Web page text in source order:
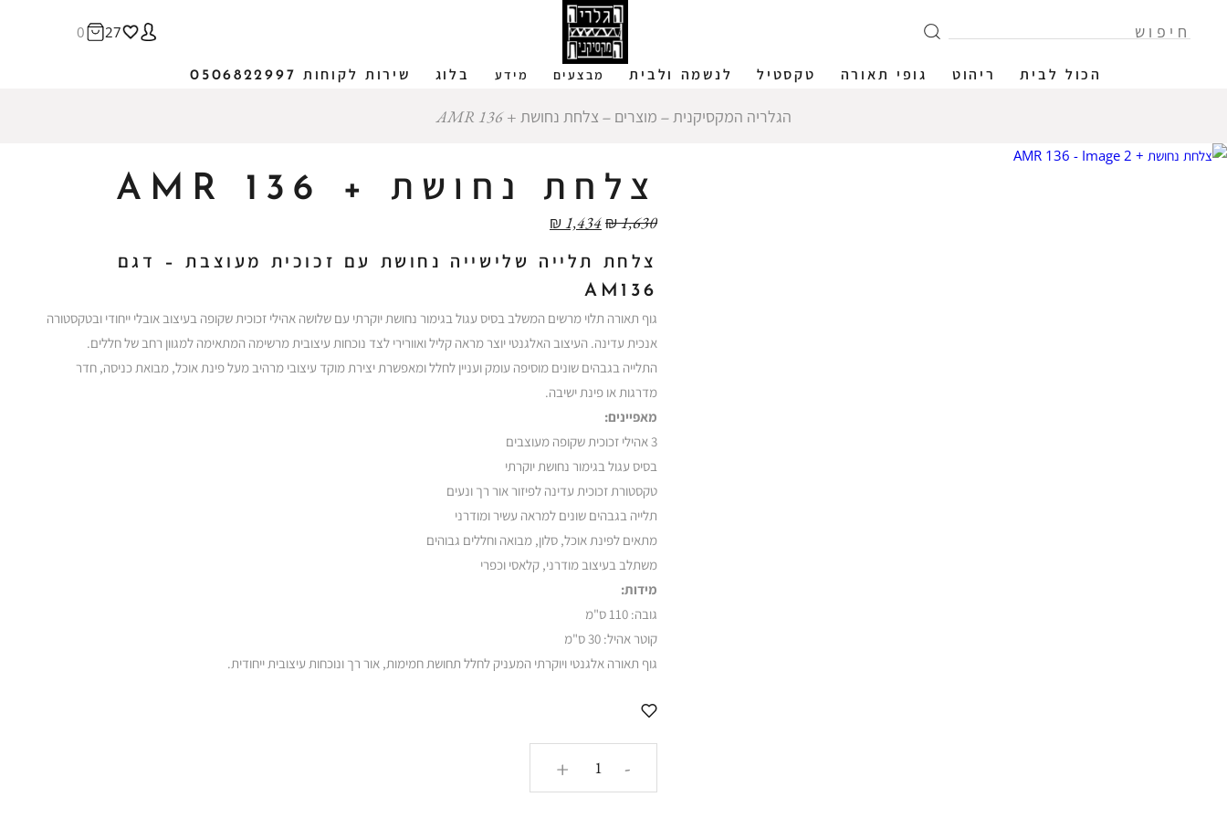
הכול לבית ריהוט גופי תאורה טקסטיל לנשמה ולבית מבצעים מידע בלוג שירות לקוחות 0506822997
27
0
הגלריה המקסיקנית ‒ מוצרים ‒ צלחת נחושת + AMR 136
צלחת נחושת + AMR 136
₪1,630
₪1,434
צלחת תלייה שלישייה נחושת עם זכוכית מעוצבת – דגם
AM136
גוף תאורה תלוי מרשים המשלב בסיס עגול בגימור נחושת יוקרתי עם שלושה אהילי זכוכית שקופה בעיצוב אובלי ייחודי ובטקסטורה
אנכית עדינה. העיצוב האלגנטי יוצר מראה קליל ואוורירי לצד נוכחות עיצובית מרשימה המתאימה למגוון רחב של חללים.
התלייה בגבהים שונים מוסיפה עומק ועניין לחלל ומאפשרת יצירת מוקד עיצובי מרהיב מעל פינת אוכל, מבואת כניסה, חדר
מדרגות או פינת ישיבה.
מאפיינים:
3 אהילי זכוכית שקופה מעוצבים
בסיס עגול בגימור נחושת יוקרתי
טקסטורת זכוכית עדינה לפיזור אור רך ונעים
תלייה בגבהים שונים למראה עשיר ומודרני
מתאים לפינת אוכל, סלון, מבואה וחללים גבוהים
משתלב בעיצוב מודרני, קלאסי וכפרי
מידות:
גובה: 110 ס"מ
קוטר אהיל: 30 ס"מ
גוף תאורה אלגנטי ויוקרתי המעניק לחלל תחושת חמימות, אור רך ונוכחות עיצובית ייחודית.
-
+